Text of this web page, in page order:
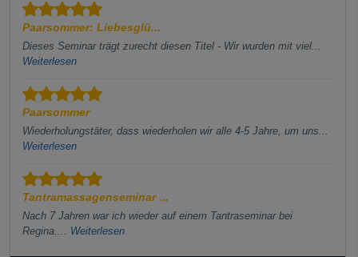
Paarsommer: Liebesglü...
Dieses Seminar trägt zurecht diesen Titel - Wir wurden mit viel...
Weiterlesen
Paarsommer
Wiederholungstäter, dass wiederholen wir alle 4-5 Jahre, um uns...
Weiterlesen
Tantramassagenseminar ...
Nach 7 Jahren war ich wieder auf einem Tantraseminar bei
Regina.... Weiterlesen